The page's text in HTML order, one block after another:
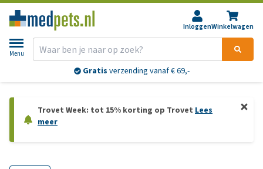
InloggenWinkelwagen
Menu
Gratis verzending vanaf € 69,-
Trovet Week: tot 15% korting op Trovet Lees
meer